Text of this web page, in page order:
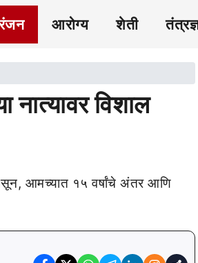
आरोग्य शेती
नात्यावर विशाल
आमच्यात १५ वर्षांचे अंतर आणि